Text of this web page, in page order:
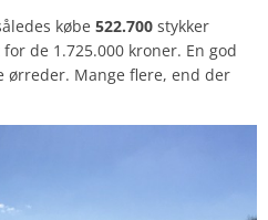
købe 522.700 stykker
de 1.725.000 kroner. En god
Mange flere, end der